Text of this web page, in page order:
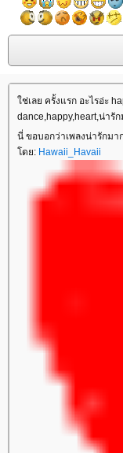
ช่เลย ครั้งแรก อะไรอ่ะ
dance,happy,heart,น่ารั
นี่ ขอบอกว่าเพลงน่ารักมา
ดย: Hawaii_Havaii